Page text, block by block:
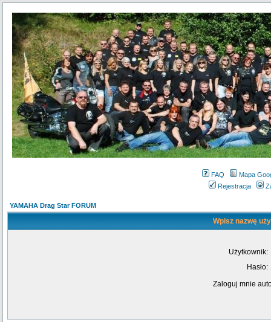
FAQ
Mapa
Rejestracja
YAMAHA Drag Star FORUM
Wpisz nazwę
Użytkownik:
Hasło:
Zaloguj mnie